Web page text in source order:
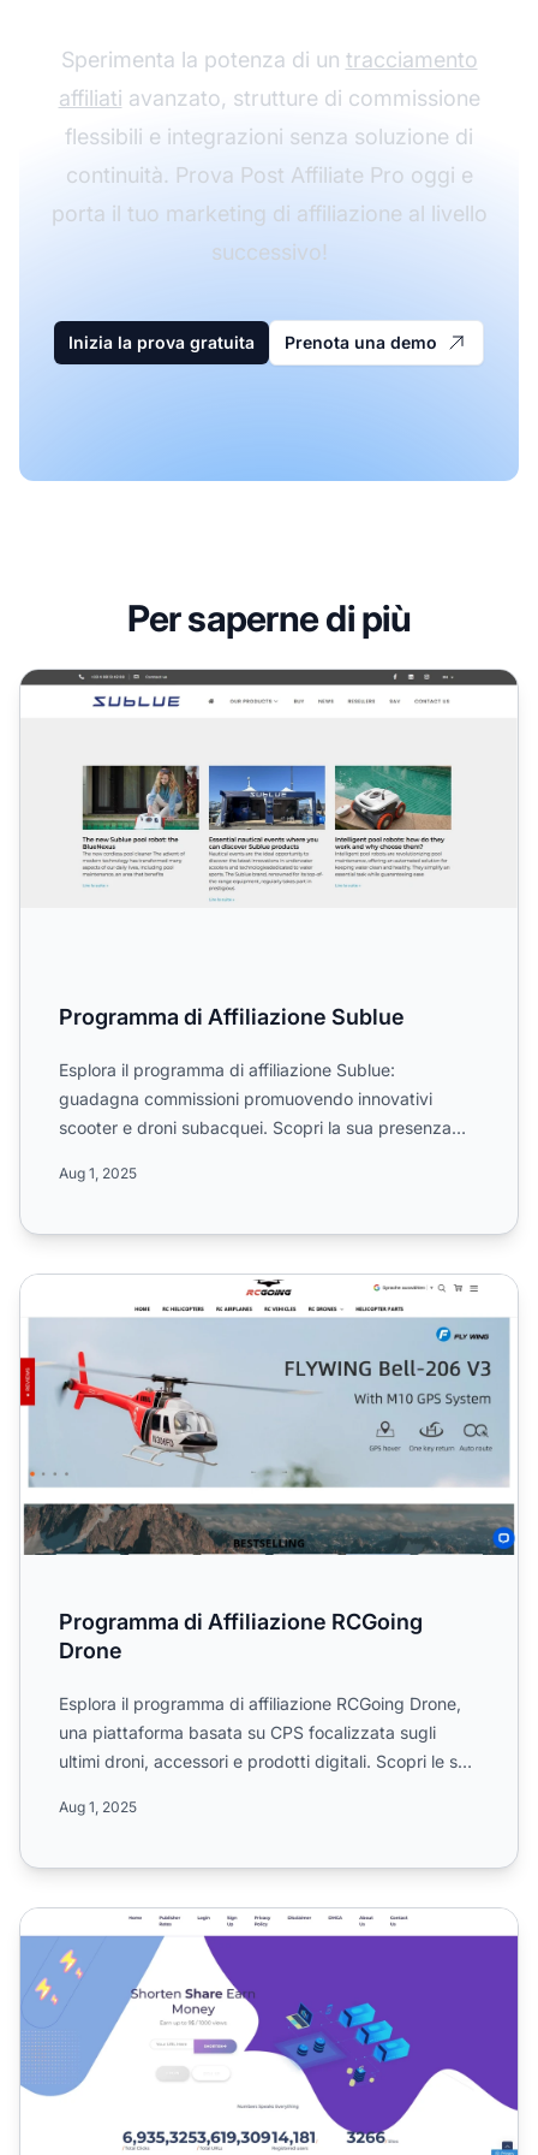
Sperimenta la potenza di un tracciamento
affiliati avanzato, strutture di commissione
flessibili e integrazioni senza soluzione di
continuità. Prova Post Affiliate Pro oggi e
porta il tuo marketing di affiliazione al livello
successivo!
Inizia la prova gratuita Prenota una demo
Per saperne di più
Programma di Affiliazione Sublue
Programma di Affiliazione Sublue
Esplora il programma di affiliazione Sublue:
guadagna commissioni promuovendo innovativi
scooter e droni subacquei. Scopri la sua presenza
Aug 1, 2025
Programma di Affiliazione RCGoing Drone
Programma di Affiliazione RCGoing
Drone
Esplora il programma di affiliazione RCGoing Drone,
una piattaforma basata su CPS focalizzata sugli
ultimi droni, accessori e prodotti digitali. Scopri le sue
Aug 1, 2025
Programma di Affiliazione Trimtone